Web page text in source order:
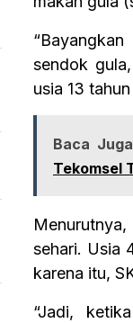
sendok
usia 13
Baca
Tekomsel
sehari. Usia
karena itu,
“Jadi,